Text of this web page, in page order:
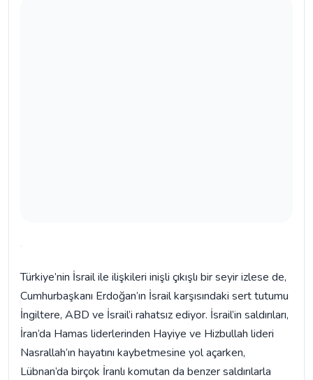
Türkiye’nin İsrail ile ilişkileri inişli çıkışlı bir seyir izlese de,
Cumhurbaşkanı Erdoğan’ın İsrail karşısındaki sert tutumu
İngiltere, ABD ve İsrail’i rahatsız ediyor. İsrail’in saldırıları,
İran’da Hamas liderlerinden Hayiye ve Hizbullah lideri
Nasrallah’ın hayatını kaybetmesine yol açarken,
Lübnan’da birçok İranlı komutan da benzer saldırılarla